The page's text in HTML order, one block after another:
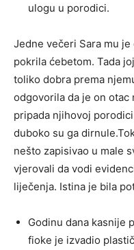
ulogu u porodici.
Jedne večeri Sara mu
pokrila ćebetom. Tada
toliko dobra prema
odgovorila da je on otac
pripada njihovoj
duboko su ga
nešto zapisivao u male
vjerovali da vodi
liječenja. Istina je bila
Godinu dana kasnije
fioke je izvadio